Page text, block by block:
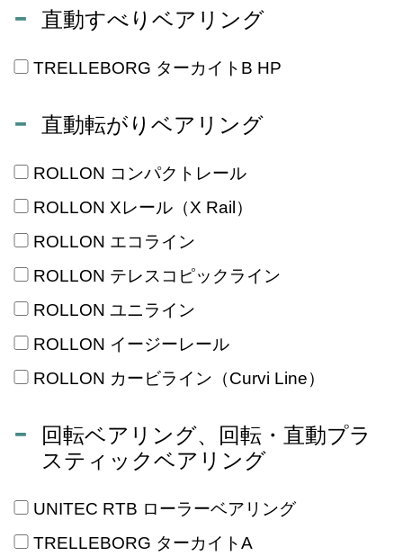
直動すべりベアリング
TRELLEBORG ターカイトB HP
直動転がりベアリング
ROLLON コンパクトレール
ROLLON Xレール（X Rail）
ROLLON エコライン
ROLLON テレスコピックライン
ROLLON ユニライン
ROLLON イージーレール
ROLLON カービライン（Curvi Line）
回転ベアリング、回転・直動プラ
スティックベアリング
UNITEC RTB ローラーベアリング
TRELLEBORG ターカイトA